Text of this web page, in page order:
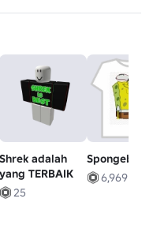
Shrek adalah
yang TERBAIK
25
6,969